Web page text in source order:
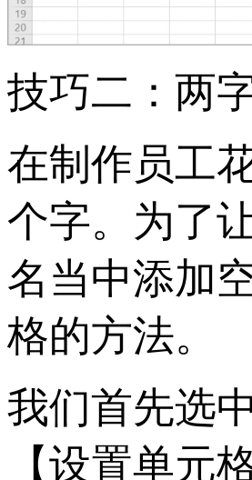
技巧二：两
在制作员工
个字。为了
名当中添加
格的方法。
我们首先选
【设置单元